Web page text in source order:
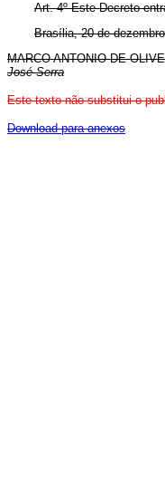
Art. 4º Este Decreto
Brasília, 20 de
MARCO ANTONIO DE
José Serra
Este texto não substitui o
Download para anexos